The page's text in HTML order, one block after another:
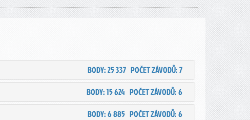
POČET ZÁVODŮ: 7
BODY: 25 337
POČET ZÁVODŮ: 6
BODY: 15 624
POČET ZÁVODŮ: 6
BODY: 6 885